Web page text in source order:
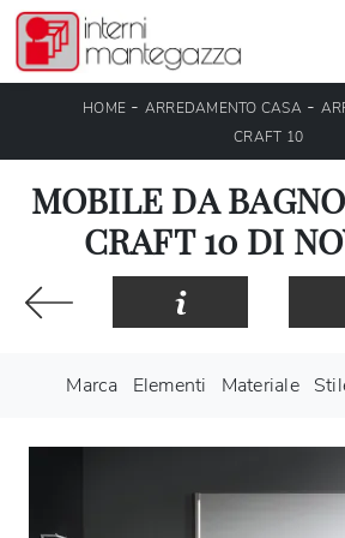
HOME - ARREDAMENTO CASA-
CRAFT 10
MOBILE DA
CRAFT 10 DI
Marca Elementi Materiale